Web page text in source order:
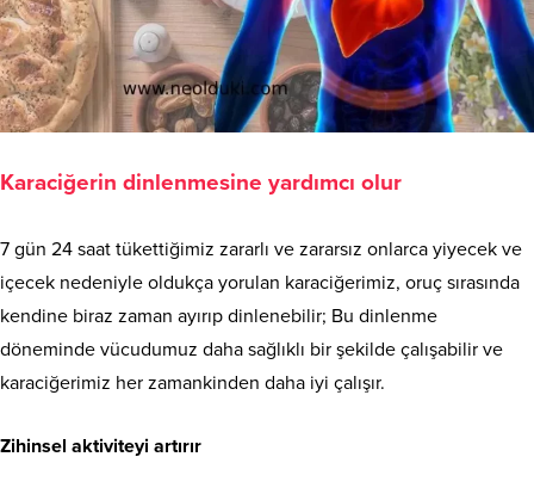
Karaciğerin dinlenmesine yardımcı olur
7 gün 24 saat tükettiğimiz zararlı ve zararsız onlarca yiyecek ve
içecek nedeniyle oldukça yorulan karaciğerimiz, oruç sırasında
kendine biraz zaman ayırıp dinlenebilir; Bu dinlenme
döneminde vücudumuz daha sağlıklı bir şekilde çalışabilir ve
karaciğerimiz her zamankinden daha iyi çalışır.
Zihinsel aktiviteyi artırır